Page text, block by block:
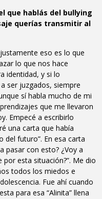
que hablás del bullying
querías transmitir al
eso es lo que
lo que nos hace
identidad, y si lo
ser juzgados, siempre
sí habla mucho de mi
que me llevaron
Empecé a escribirlo
una carta que había
del futuro”. En esa carta
pasar con esto? ¿Voy a
esta situación?”. Me dio
todos los miedos e
Fue ahí cuando
para esa “Alinita” llena